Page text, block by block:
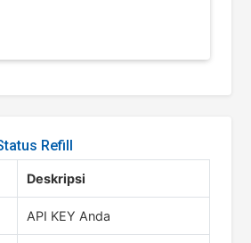
Refill
Deskripsi
API KEY Anda